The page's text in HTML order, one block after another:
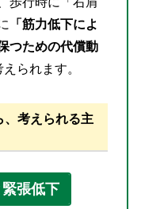
「筋力低下によ
つための代償動
られます。
、考えられる主
張低下